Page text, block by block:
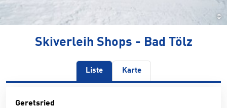
©
Skiverleih Shops - Bad Tölz
Liste Karte
Geretsried